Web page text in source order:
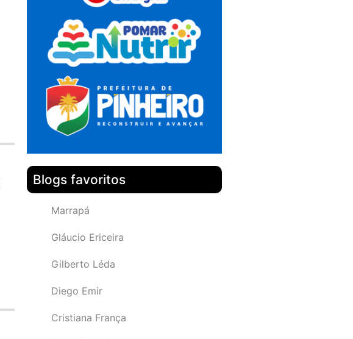
Blogs favoritos
Marrapá
Gláucio Ericeira
Gilberto Léda
Diego Emir
Cristiana França